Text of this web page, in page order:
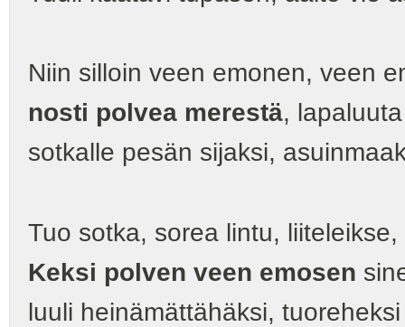
Niin silloin veen emonen, veen
nosti polvea merestä,
sotkalle pesän sijaksi,
Tuo sotka, sorea lintu,
Keksi polven veen emosen
luuli heinämättähäksi,